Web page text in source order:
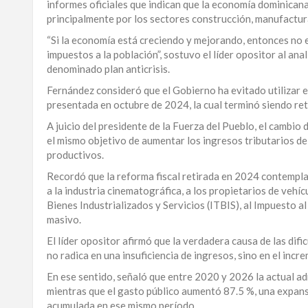
informes oficiales que indican que la economía
principalmente por los sectores construcción,
“Si la economía está creciendo y mejorando, entonces
impuestos a la población”, sostuvo el líder opositor al
denominado plan anticrisis.
Fernández consideró que el Gobierno ha evitado
presentada en octubre de 2024, la cual terminó siendo
A juicio del presidente de la Fuerza del Pueblo, el
el mismo objetivo de aumentar los ingresos tributarios
productivos.
Recordó que la reforma fiscal retirada en 2024
a la industria cinematográfica, a los propietarios de
Bienes Industrializados y Servicios (ITBIS), al Impuesto
masivo.
El líder opositor afirmó que la verdadera causa de las
no radica en una insuficiencia de ingresos, sino en el
En ese sentido, señaló que entre 2020 y 2026 la actual
mientras que el gasto público aumentó 87.5 %, una